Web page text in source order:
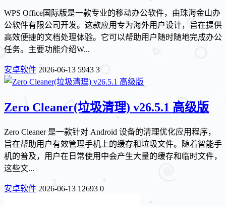
WPS Office国际版是一款专业的移动办公软件，由珠海金山办
公软件有限公司开发。这款应用专为海外用户设计，旨在提供
高效便捷的文档处理体验。它可以帮助用户随时随地完成办公
任务。主要功能介绍W...
安卓软件 2026-06-13 5943 3
Zero Cleaner(垃圾清理) v26.5.1 高级版
Zero Cleaner 是一款针对 Android 设备的清理优化应用程序，
旨在帮助用户有效管理手机上的缓存和垃圾文件。随着智能手
机的普及，用户在日常使用中会产生大量的缓存和临时文件，
这些文...
安卓软件 2026-06-13 12693 0